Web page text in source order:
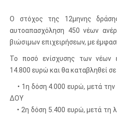
Ο στόχος της 12μηνης
αυτοαπασχόληση 450 νέων
βιώσιμων επιχειρήσεων, με
Το ποσό ενίσχυσης των νέων
14.800 ευρώ και θα καταβληθεί
• 1η δόση 4.000 ευρώ, μετά την
ΔΟΥ
• 2η δόση 5.400 ευρώ, μετά τη